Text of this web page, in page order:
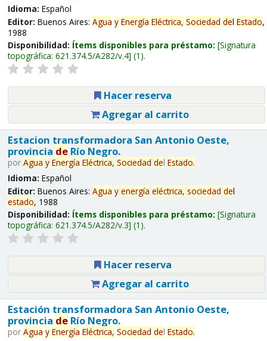
Idioma: Español
Editor: Buenos Aires: Agua y Energía Eléctrica, Sociedad del Estado,
1988
Disponibilidad: Ítems disponibles para préstamo: Signatura
topográfica: 621.374.5/A282/v.4 (1).
Hacer reserva
Agregar al carrito
Estacion transformadora San Antonio Oeste,
provincia deRío Negro.
por Agua y Energía Eléctrica, Sociedad del Estado.
Idioma: Español
Editor: Buenos Aires: Agua y energía eléctrica, sociedad del
estado, 1988
Disponibilidad: Ítems disponibles para préstamo: Signatura
topográfica: 621.374.5/A282/v.3 (1).
Hacer reserva
Agregar al carrito
Estación transformadora San Antonio Oeste,
provincia deRío Negro.
por Agua y Energía Eléctrica, Sociedad del Estado.